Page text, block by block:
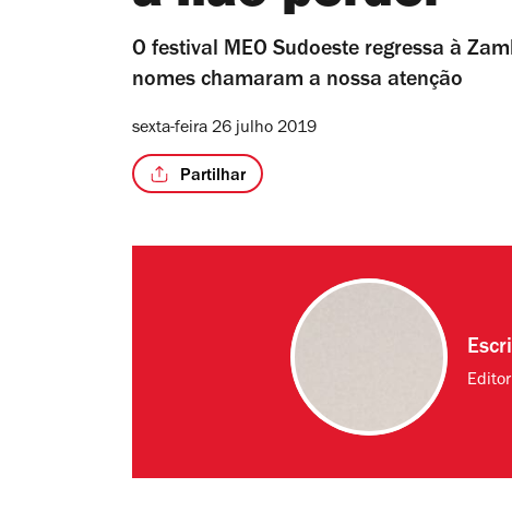
O festival MEO Sudoeste regressa à
nomes chamaram a nossa atenção
sexta-feira 26 julho 2019
Partilhar
Editor